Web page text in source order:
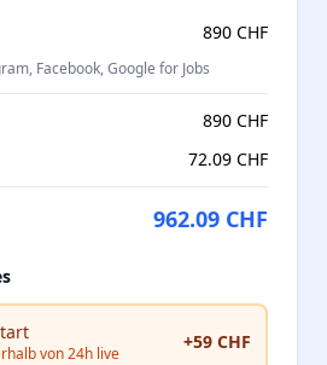
890 CHF
Facebook, Google for Jobs
890 CHF
72.09 CHF
962.09 CHF
von 24h live
+59 CHF